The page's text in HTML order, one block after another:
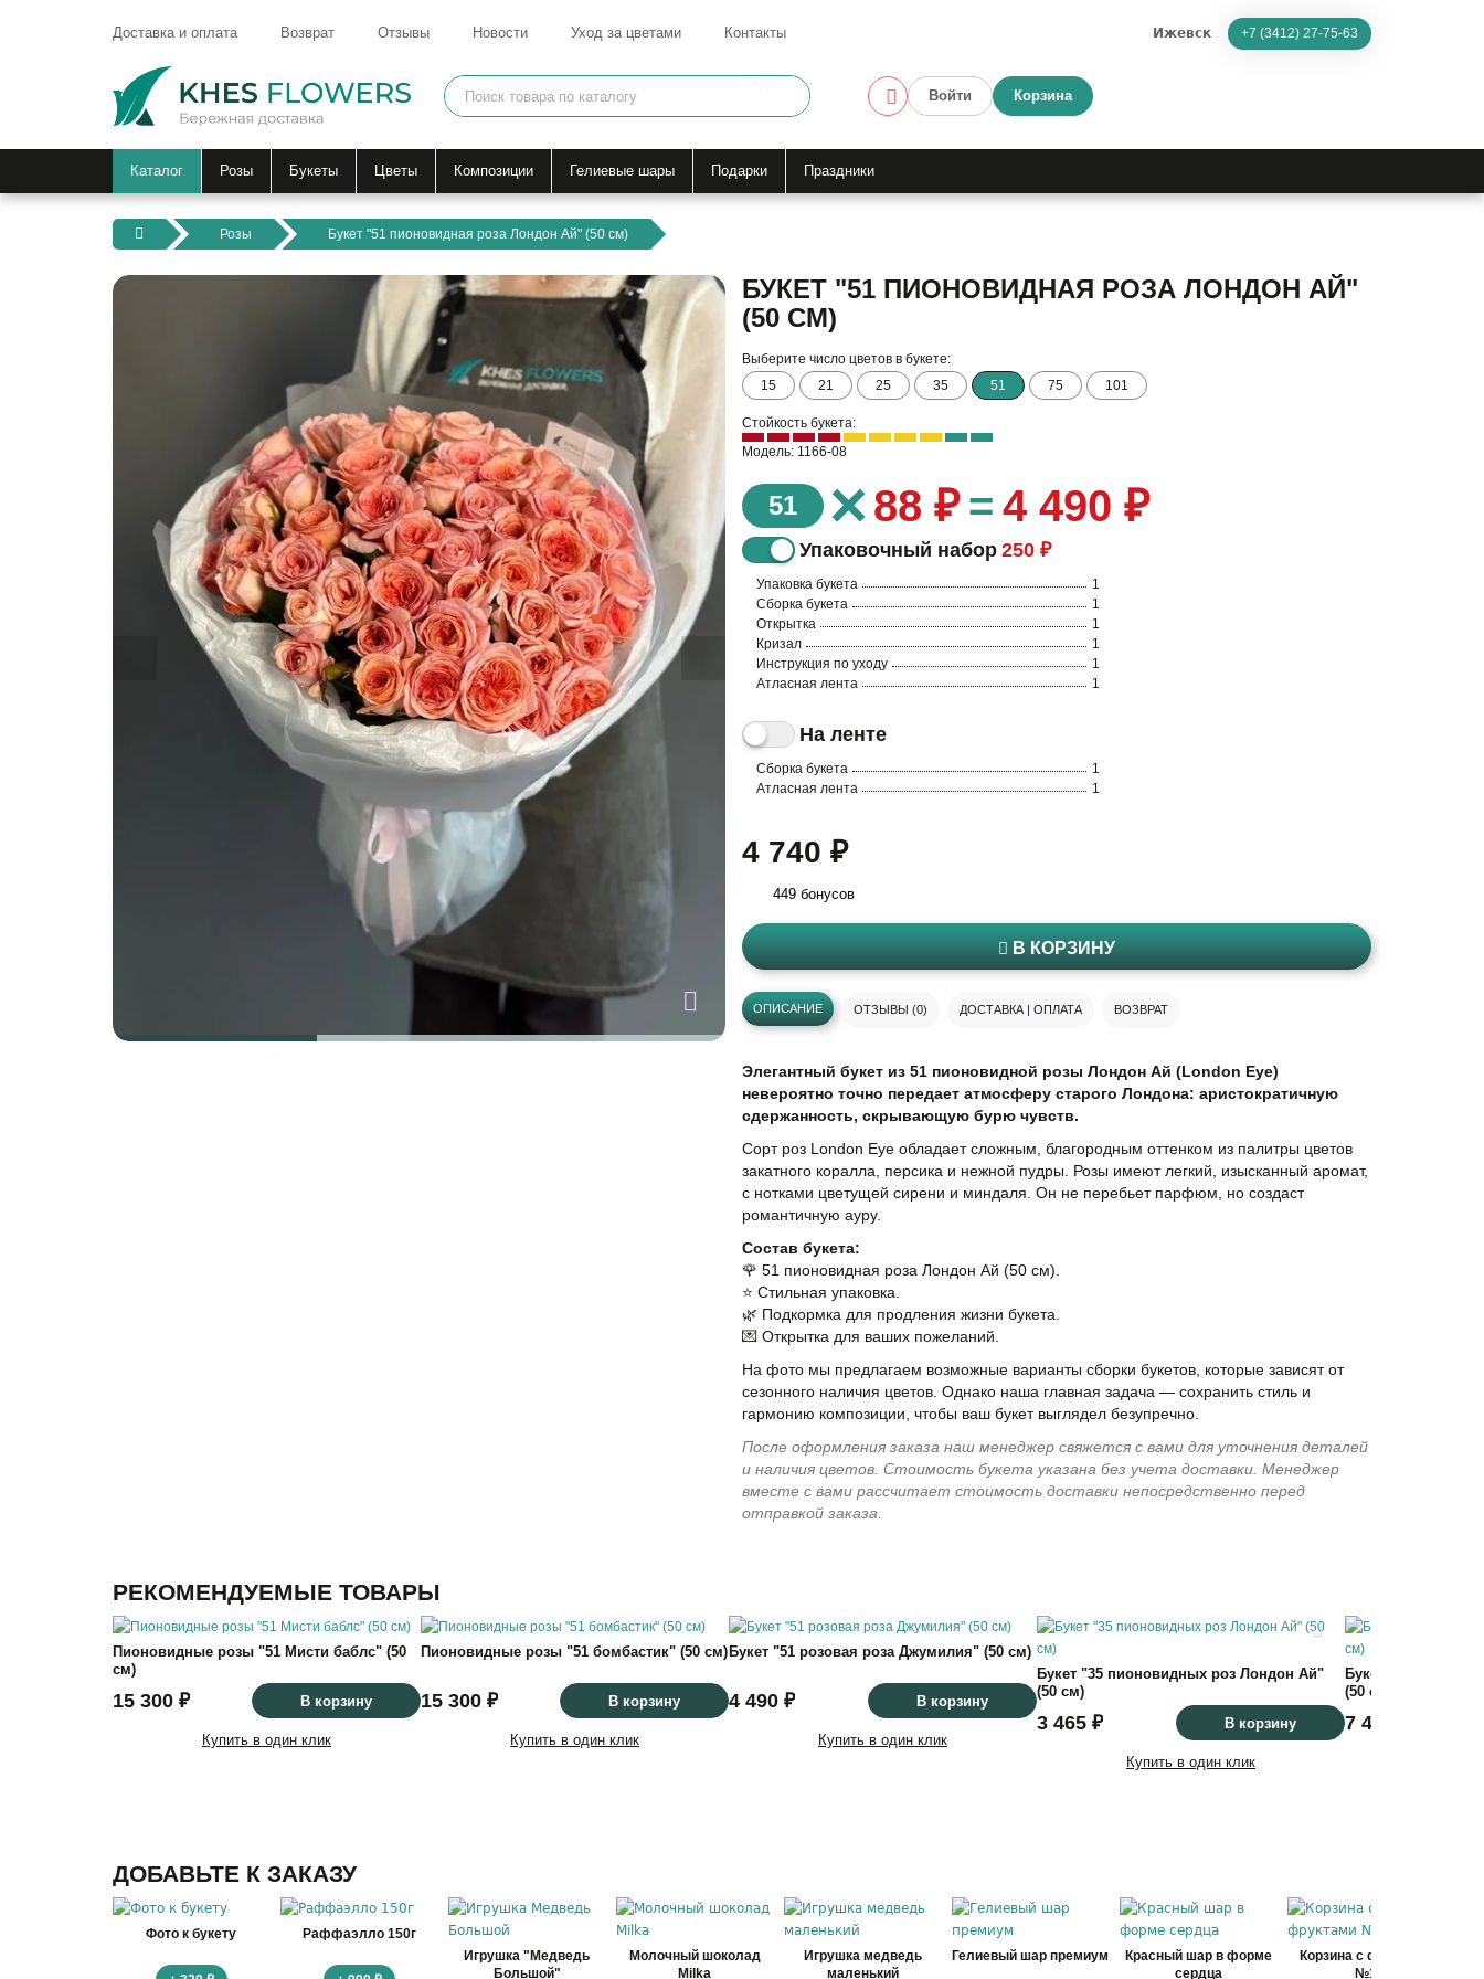
Доставка и оплата Возврат Отзывы Новости Уход за цветами Контакты Ижевск +7 (3412) 27-75-63
Войти Корзина
Каталог Розы Букеты Цветы Композиции Гелиевые шары Подарки Праздники
Розы Букет "51 пионовидная роза Лондон Ай" (50 см)
БУКЕТ "51 ПИОНОВИДНАЯ РОЗА ЛОНДОН АЙ"
(50 СМ)
Выберите число цветов в букете:
15
21 25 35 51 75 101
Стойкость букета:
Модель: 1166-08
51 ×88 ₽ = 4 490 ₽
Упаковочный набор 250 ₽
Упаковка букета
1
Сборка букета
1
Открытка
1
Кризал
1
Инструкция по уходу
1
Атласная лента
1
На ленте
Сборка букета
1
Атласная лента
1
4 740 ₽
449 бонусов
В КОРЗИНУ
ОПИСАНИЕ ОТЗЫВЫ (0) ДОСТАВКА | ОПЛАТА ВОЗВРАТ
Элегантный букет из 51 пионовидной розы Лондон Ай (London Eye)
невероятно точно передает атмосферу старого Лондона: аристократичную
сдержанность, скрывающую бурю чувств.
Сорт роз London Eye обладает сложным, благородным оттенком из палитры цветов
закатного коралла, персика и нежной пудры. Розы имеют легкий, изысканный аромат,
с нотками цветущей сирени и миндаля. Он не перебьет парфюм, но создаст
романтичную ауру.
Состав букета:
🌹 51 пионовидная роза Лондон Ай (50 см).
⭐️ Стильная упаковка.
🌿 Подкормка для продления жизни букета.
💌 Открытка для ваших пожеланий.
На фото мы предлагаем возможные варианты сборки букетов, которые зависят от
сезонного наличия цветов. Однако наша главная задача — сохранить стиль и
гармонию композиции, чтобы ваш букет выглядел безупречно.
После оформления заказа наш менеджер свяжется с вами для уточнения деталей
и наличия цветов. Стоимость букета указана без учета доставки. Менеджер
вместе с вами рассчитает стоимость доставки непосредственно перед
отправкой заказа.
РЕКОМЕНДУЕМЫЕ ТОВАРЫ
Пионовидные розы "51 Мисти баблс" (50
см)
15 300 ₽ В корзину
Купить в один клик
Пионовидные розы "51 бомбастик" (50 см)
15 300 ₽ В корзину
Купить в один клик
Букет "51 розовая роза Джумилия" (50 см)
4 490 ₽ В корзину
Купить в один клик
Букет "35 пионовидных роз Лондон Ай"
(50 см)
3 465 ₽ В корзину
Купить в один клик
Букет "75
(50 см)
7 425 ₽
ДОБАВЬТЕ К ЗАКАЗУ
Фото к букету Раффаэлло 150г
Игрушка "Медведь
Большой"
Молочный шоколад
Milka
Игрушка медведь
маленький
Гелиевый шар премиум
Красный шар в форме
сердца
Корзина с фруктами
№1